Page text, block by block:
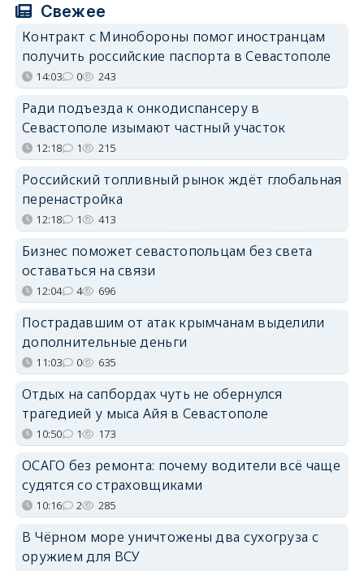
Свежее
Контракт с Минобороны помог иностранцам
получить российские паспорта в Севастополе
14:03 0 243
Ради подъезда к онкодиспансеру в
Севастополе изымают частный участок
12:18 1 215
Российский топливный рынок ждёт глобальная
перенастройка
12:18 1 413
Бизнес поможет севастопольцам без света
оставаться на связи
12:04 4 696
Пострадавшим от атак крымчанам выделили
дополнительные деньги
11:03 0 635
Отдых на сапбордах чуть не обернулся
трагедией у мыса Айя в Севастополе
10:50 1 173
ОСАГО без ремонта: почему водители всё чаще
судятся со страховщиками
10:16 2 285
В Чёрном море уничтожены два сухогруза с
оружием для ВСУ